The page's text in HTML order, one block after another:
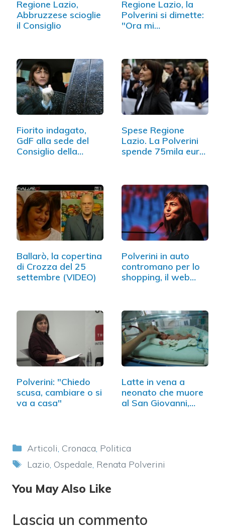
Regione Lazio,
Abbruzzese scioglie
il Consiglio
Regione Lazio, la
Polverini si dimette:
"Ora mi…
Fiorito indagato,
GdF alla sede del
Consiglio della…
Spese Regione
Lazio. La Polverini
spende 75mila euro
Ballarò, la copertina
di Crozza del 25
settembre (VIDEO)
Polverini in auto
contromano per lo
shopping, il web…
Polverini: "Chiedo
scusa, cambiare o si
va a casa"
Latte in vena a
neonato che muore
al San Giovanni,…
Categorie
Articoli, Cronaca, Politica
Tag
Lazio, Ospedale, Renata Polverini
You May Also Like
Lascia un commento